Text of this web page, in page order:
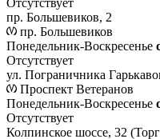
пр. Большевиков, 2
пр. Большевиков
Понедельник-Воскресенье
Отсутствует
ул. Пограничника
Проспект Ветеранов
Понедельник-Воскресенье
Отсутствует
Колпинское шоссе, 32